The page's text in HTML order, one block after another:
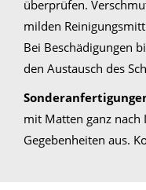
überprüfen.
milden
Bei Beschädigungen
den Austausch des
mit Matten ganz nach
Gegebenheiten aus.